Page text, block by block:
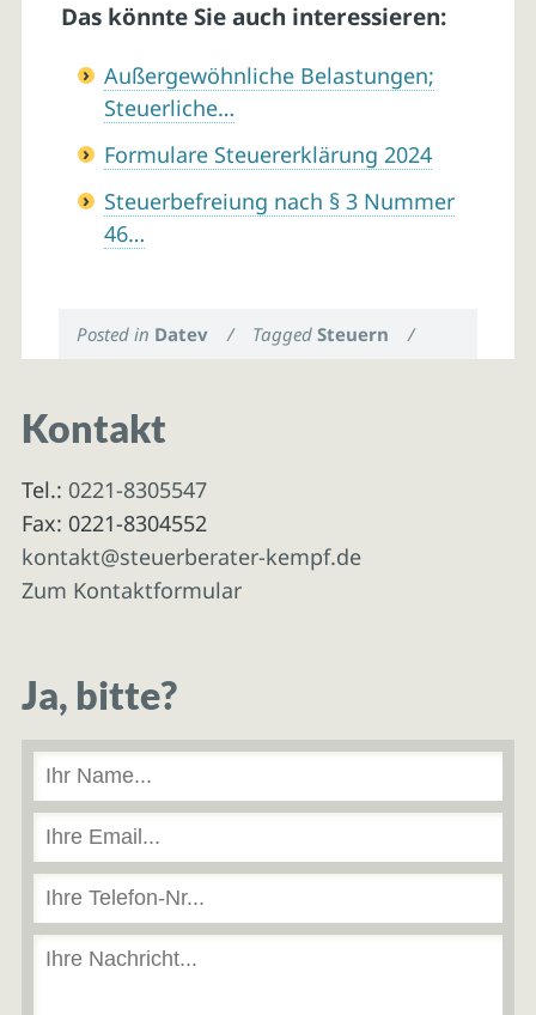
Das könnte Sie auch interessieren:
Außergewöhnliche Belastungen;
Steuerliche…
Formulare Steuererklärung 2024
Steuerbefreiung nach § 3 Nummer
46…
Posted in Datev / TaggedSteuern /
Kontakt
Tel.: 0221-8305547
Fax: 0221-8304552
kontakt@steuerberater-kempf.de
Zum Kontaktformular
Ja, bitte?